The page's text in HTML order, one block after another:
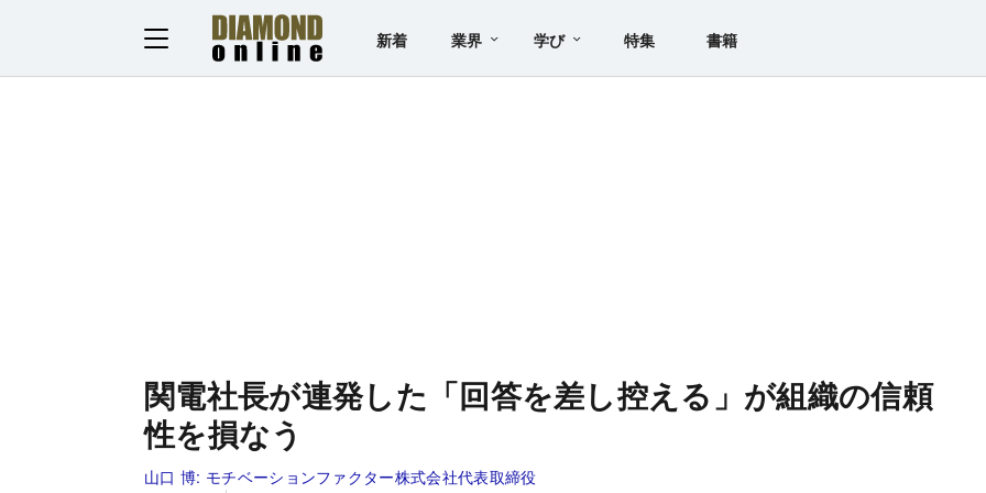
新着 業界 学び 特集 書籍
関電社長が連発した「回答を差し控える」が組織の信頼
性を損なう
山口 博: モチベーションファクター株式会社代表取締役